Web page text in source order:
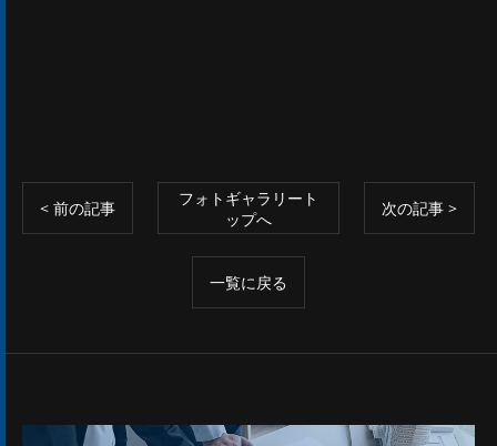
< 前の記事
フォトギャラリート
ップへ
次の記事 >
一覧に戻る